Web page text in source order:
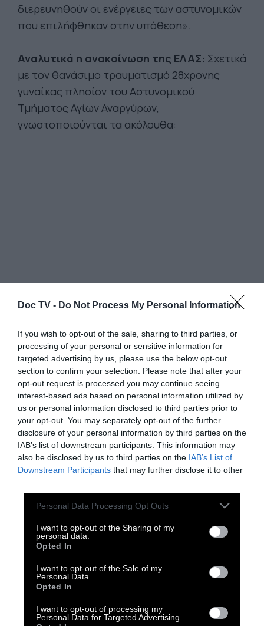
Doc TV - Do Not Process My Personal Information
If you wish to opt-out of the sale, sharing to third parties, or
processing of your personal or sensitive information for
targeted advertising by us, please use the below opt-out
section to confirm your selection. Please note that after your
opt-out request is processed you may continue seeing
interest-based ads based on personal information utilized by
us or personal information disclosed to third parties prior to
your opt-out. You may separately opt-out of the further
disclosure of your personal information by third parties on the
IAB’s list of downstream participants. This information may
also be disclosed by us to third parties on the IAB’s List of
Downstream Participants that may further disclose it to other
Personal Data Processing Opt Outs
I want to opt-out of the Sharing of my
personal data.
Opted In
I want to opt-out of the Sale of my
Personal Data.
Opted In
I want to opt-out of processing my
Personal Data for Targeted Advertising.
διερευνηθούν οι ενέργειες των αστυνομικών
που επιλήφθηκαν στην υπόθεση».
Αναλυτικά η ανακοίνωση της ΕΛΑΣ: Σχετικά
με τον θανάσιμο τραυματισμό 28χρονης
γυναίκας πλησίον του Αστυνομικού
Τμήματος Αγίων Αναργύρων,
γνωστοποιούνται τα ακόλουθα:
Περί την 22:10 ώρα χθες (1 Απριλίου 2024) το
θύμα μετέβη με οικείο της πρόσωπο στο
Αστυνομικό Τμήμα Αγίων Αναργύρων,
είχαν λάβει χώρα σε βάρος της κατά το
παρελθόν από τον πρώην σύντροφό της και
τα οποία είχε καταγγείλει στην Αστυνομία.
Παράλληλα, περιέγραψε ότι την
προηγούμενη και την ίδια μέρα διαπίστωσε
ότι ο πρώην σύντροφός της κινούνταν έξω